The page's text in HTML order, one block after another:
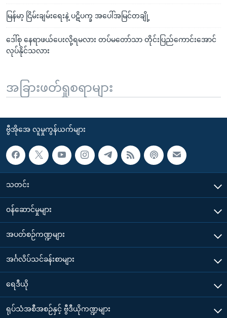
မြန်မာ့ ငြိမ်းချမ်းရေးနဲ့ ပဋိပက္ခ အပေါ်အမြင်တချို့
ဒေါ်စု နေရာဖယ်ပေးလို့ရမလား တပ်မတော်သာ တိုင်းပြည်ကောင်းအောင်
လုပ်နိုင်သလား
အခြားဖတ်ရှုစရာများ
ဗွီအိုအေ လူမှုကွန်ယက်များ
သတင်း
၀န်ဆောင်မှုများ
အပတ်စဉ်ကဏ္ဍများ
အင်္ဂလိပ်သင်ခန်းစာများ
ရေဒီယို
ရုပ်သံအစီအစဉ်နှင့် ဗွီဒီယိုကဏ္ဍများ